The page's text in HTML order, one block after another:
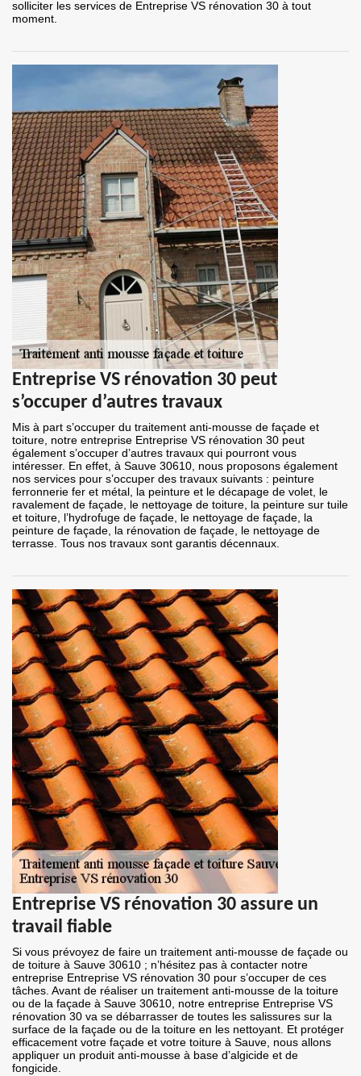
solliciter les services de Entreprise VS rénovation 30 à tout
moment.
Entreprise VS rénovation 30 peut
s’occuper d’autres travaux
Mis à part s’occuper du traitement anti-mousse de façade et
toiture, notre entreprise Entreprise VS rénovation 30 peut
également s’occuper d’autres travaux qui pourront vous
intéresser. En effet, à Sauve 30610, nous proposons également
nos services pour s’occuper des travaux suivants : peinture
ferronnerie fer et métal, la peinture et le décapage de volet, le
ravalement de façade, le nettoyage de toiture, la peinture sur tuile
et toiture, l’hydrofuge de façade, le nettoyage de façade, la
peinture de façade, la rénovation de façade, le nettoyage de
terrasse. Tous nos travaux sont garantis décennaux.
Entreprise VS rénovation 30 assure un
travail fiable
Si vous prévoyez de faire un traitement anti-mousse de façade ou
de toiture à Sauve 30610 ; n’hésitez pas à contacter notre
entreprise Entreprise VS rénovation 30 pour s’occuper de ces
tâches. Avant de réaliser un traitement anti-mousse de la toiture
ou de la façade à Sauve 30610, notre entreprise Entreprise VS
rénovation 30 va se débarrasser de toutes les salissures sur la
surface de la façade ou de la toiture en les nettoyant. Et protéger
efficacement votre façade et votre toiture à Sauve, nous allons
appliquer un produit anti-mousse à base d’algicide et de
fongicide.